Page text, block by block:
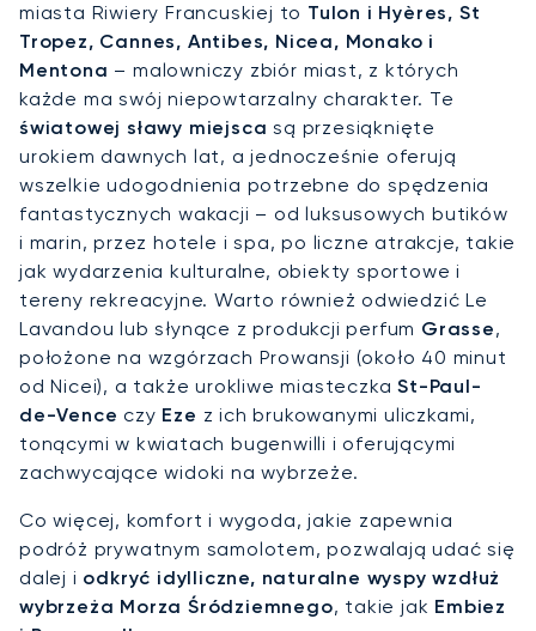
miasta Riwiery Francuskiej to Tulon i Hyères, St
Tropez, Cannes, Antibes, Nicea, Monako i
Mentona – malowniczy zbiór miast, z których
każde ma swój niepowtarzalny charakter. Te
światowej sławy miejsca są przesiąknięte
urokiem dawnych lat, a jednocześnie oferują
wszelkie udogodnienia potrzebne do spędzenia
fantastycznych wakacji – od luksusowych butików
i marin, przez hotele i spa, po liczne atrakcje, takie
jak wydarzenia kulturalne, obiekty sportowe i
tereny rekreacyjne. Warto również odwiedzić Le
Lavandou lub słynące z produkcji perfum Grasse,
położone na wzgórzach Prowansji (około 40 minut
od Nicei), a także urokliwe miasteczkaSt-Paul-
de-Vence czy Eze z ich brukowanymi uliczkami,
tonącymi w kwiatach bugenwilli i oferującymi
zachwycające widoki na wybrzeże.
Co więcej, komfort i wygoda, jakie zapewnia
podróż prywatnym samolotem, pozwalają udać się
dalej i odkryć idylliczne, naturalne wyspy wzdłuż
wybrzeża Morza Śródziemnego, takie jak Embiez